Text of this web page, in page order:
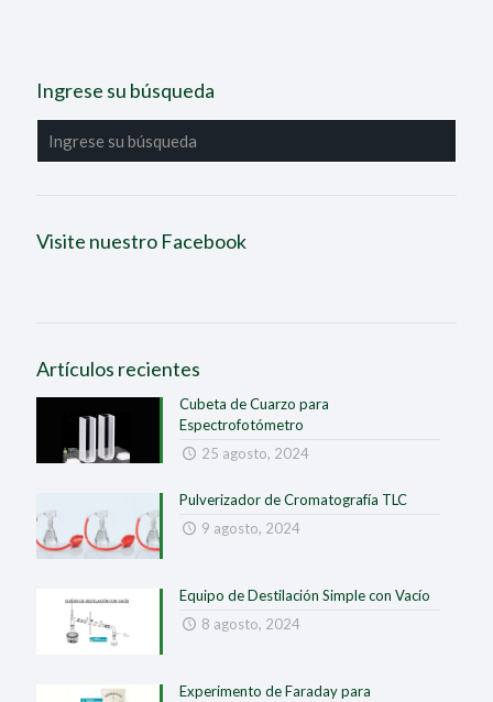
Ingrese su búsqueda
Visite nuestro Facebook
Artículos recientes
Cubeta de Cuarzo para
Espectrofotómetro
25 agosto, 2024
Pulverizador de Cromatografía TLC
9 agosto, 2024
Equipo de Destilación Simple con Vacío
8 agosto, 2024
Experimento de Faraday para